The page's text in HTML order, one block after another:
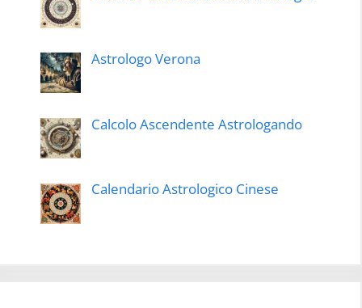
Astrologo Verona
Calcolo Ascendente Astrologando
Calendario Astrologico Cinese